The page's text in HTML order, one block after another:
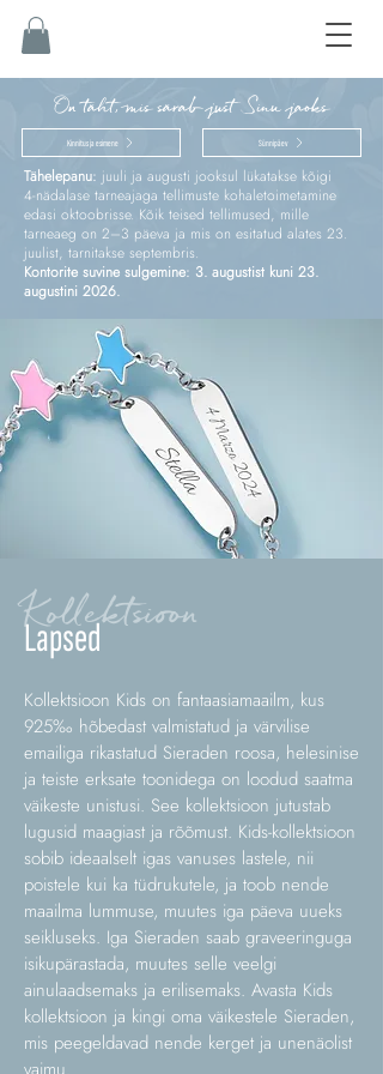
On täht, mis särab just Sinu jaoks
Kinnitus ja esimene Sünnipäev
Tähelepanu: juuli ja augusti jooksul lükatakse kõigi
4‑nädalase tarneajaga tellimuste kohaletoimetamine
edasi oktoobrisse. Kõik teised tellimused, mille
tarneaeg on 2–3 päeva ja mis on esitatud alates 23.
juulist, tarnitakse septembris.
Kontorite suvine sulgemine: 3. augustist kuni 23.
augustini 2026.
Kollektsioon
Lapsed
Kollektsioon Kids on fantaasiamaailm, kus
925‰ hõbedast valmistatud ja värvilise
emailiga rikastatud Sieraden roosa, helesinise
ja teiste erksate toonidega on loodud saatma
väikeste unistusi. See kollektsioon jutustab
lugusid maagiast ja rõõmust. Kids-kollektsioon
sobib ideaalselt igas vanuses lastele, nii
poistele kui ka tüdrukutele, ja toob nende
maailma lummuse, muutes iga päeva uueks
seikluseks. Iga Sieraden saab graveeringuga
isikupärastada, muutes selle veelgi
ainulaadsemaks ja erilisemaks. Avasta Kids
kollektsioon ja kingi oma väikestele Sieraden,
mis peegeldavad nende kerget ja unenäolist